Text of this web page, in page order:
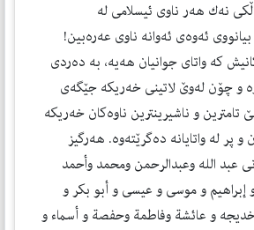
نەك هەر ناوی ئیسلامی لە
بیانووی ئەوەی ئەوانە ناوی عەرەبین!
كە واتای جوانیان هەیە، بە دەردی
و چۆن لەوێ لاتینی خەریكە جێگەی
تامترین و ناشیرینترین ناوەكان خەریكە
پر لە واتایانە دەگرێتەوە. هەرگیز
عبد الله وعبدالرحمن ومحمد وأحمد
و موسی و عیسی و أبو بكر و
و عائشة وفاطمة وحفصة و أسماء و